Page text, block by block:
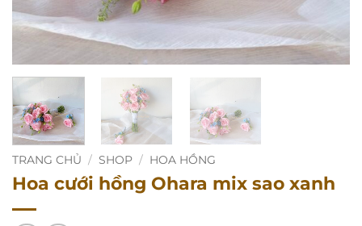
TRANG CHỦ / SHOP / HOA HỒNG
Hoa cưới hồng Ohara mix sao xanh